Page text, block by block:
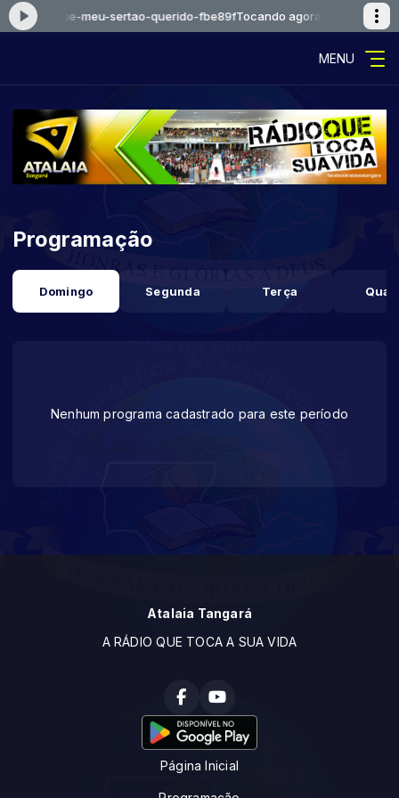
meu-sertao-querido-fbe89fTocando agora:
MENU
Programação
Domingo Segunda Terça
Nenhum programa cadastrado para este período
Atalaia Tangará
A RÁDIO QUE TOCA A SUA VIDA
Página Inicial